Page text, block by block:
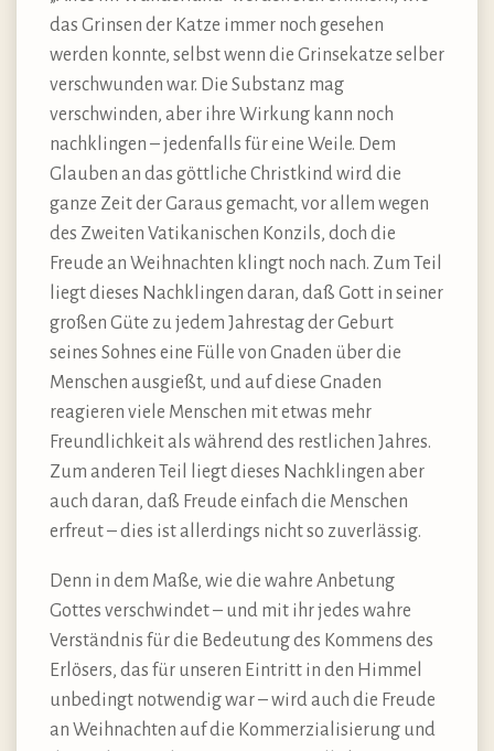
das Grinsen der Katze immer noch gesehen
werden konnte, selbst wenn die Grinsekatze selber
verschwunden war. Die Substanz mag
verschwinden, aber ihre Wirkung kann noch
nachklingen – jedenfalls für eine Weile. Dem
Glauben an das göttliche Christkind wird die
ganze Zeit der Garaus gemacht, vor allem wegen
des Zweiten Vatikanischen Konzils, doch die
Freude an Weihnachten klingt noch nach. Zum Teil
liegt dieses Nachklingen daran, daß Gott in seiner
großen Güte zu jedem Jahrestag der Geburt
seines Sohnes eine Fülle von Gnaden über die
Menschen ausgießt, und auf diese Gnaden
reagieren viele Menschen mit etwas mehr
Freundlichkeit als während des restlichen Jahres.
Zum anderen Teil liegt dieses Nachklingen aber
auch daran, daß Freude einfach die Menschen
erfreut – dies ist allerdings nicht so zuverlässig.
Denn in dem Maße, wie die wahre Anbetung
Gottes verschwindet – und mit ihr jedes wahre
Verständnis für die Bedeutung des Kommens des
Erlösers, das für unseren Eintritt in den Himmel
unbedingt notwendig war – wird auch die Freude
an Weihnachten auf die Kommerzialisierung und